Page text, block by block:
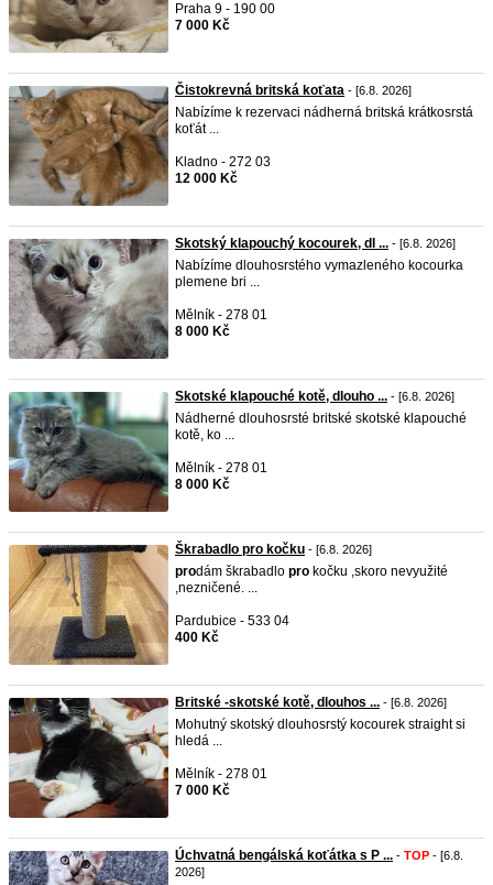
Praha 9 - 190 00
7 000 Kč
Čistokrevná britská koťata - [6.8. 2026]
Nabízíme k rezervaci nádherná britská krátkosrstá
koťát ...
Kladno - 272 03
12 000 Kč
Skotský klapouchý kocourek, dl ... - [6.8. 2026]
Nabízíme dlouhosrstého vymazleného kocourka
plemene bri ...
Mělník - 278 01
8 000 Kč
Skotské klapouché kotě, dlouho ... - [6.8. 2026]
Nádherné dlouhosrsté britské skotské klapouché
kotě, ko ...
Mělník - 278 01
8 000 Kč
Škrabadlo pro kočku - [6.8. 2026]
prodám škrabadlo pro kočku ,skoro nevyužité
,nezničené. ...
Pardubice - 533 04
400 Kč
Britské -skotské kotě, dlouhos ... - [6.8. 2026]
Mohutný skotský dlouhosrstý kocourek straight si
hledá ...
Mělník - 278 01
7 000 Kč
Úchvatná bengálská koťátka s P ... - TOP - [6.8.
2026]